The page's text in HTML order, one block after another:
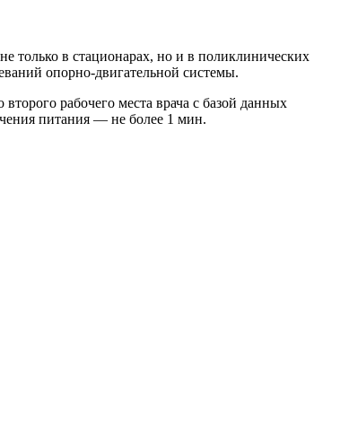
только в стационарах, но и в поликлинических
опорно-двигательной системы.
рабочего места врача с базой данных
питания — не более 1 мин.